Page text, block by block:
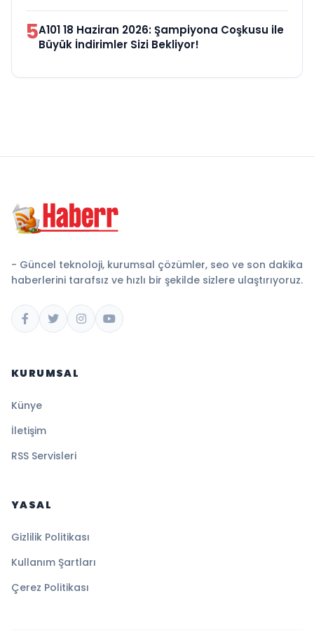
5A101 18 Haziran 2026: Şampiyona Coşkusu ile
Büyük İndirimler Sizi Bekliyor!
- Güncel teknoloji, kurumsal çözümler, seo ve son dakika
haberlerini tarafsız ve hızlı bir şekilde sizlere ulaştırıyoruz.
KURUMSAL
Künye
İletişim
RSS Servisleri
YASAL
Gizlilik Politikası
Kullanım Şartları
Çerez Politikası